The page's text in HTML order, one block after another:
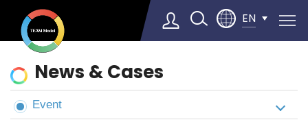
EN
▼
News
&
Cases
News & Cases
Event